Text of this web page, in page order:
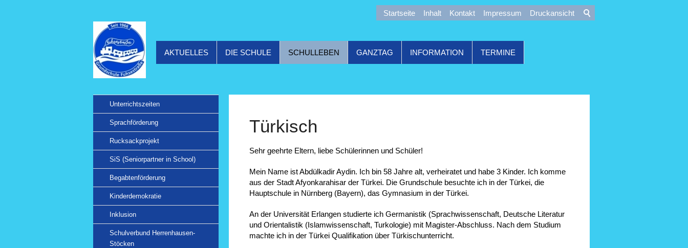
Startseite Inhalt Kontakt Impressum Druckansicht
AKTUELLES DIE SCHULE SCHULLEBEN GANZTAG INFORMATION TERMINE
Unterrichtszeiten
Sprachförderung
Rucksackprojekt
SiS (Seniorpartner in School)
Begabtenförderung
Kinderdemokratie
Inklusion
Schulverbund Herrenhausen-
Stöcken
Türkisch
Sehr geehrte Eltern, liebe Schülerinnen und Schüler!
Mein Name ist Abdülkadir Aydin. Ich bin 58 Jahre alt, verheiratet und habe 3 Kinder. Ich komme
aus der Stadt Afyonkarahisar der Türkei. Die Grundschule besuchte ich in der Türkei, die
Hauptschule in Nürnberg (Bayern), das Gymnasium in der Türkei.
An der Universität Erlangen studierte ich Germanistik (Sprachwissenschaft, Deutsche Literatur
und Orientalistik (Islamwissenschaft, Turkologie) mit Magister-Abschluss. Nach dem Studium
machte ich in der Türkei Qualifikation über Türkischunterricht.